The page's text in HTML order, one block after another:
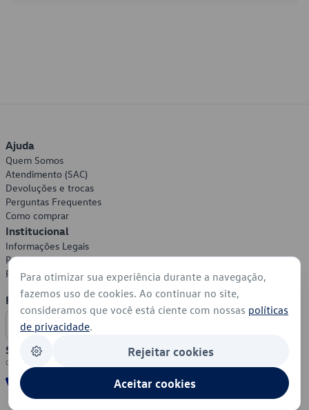
Ajuda
Quem Somos
Atendimento (SAC)
Devoluções e trocas
Perguntas Frequentes
Como comprar
Institucional
Informações Legais
Política de Privacidade
Política de Cookies
Formas de Pagamento
Segurança
Para otimizar sua experiência durante a navegação,
fazemos uso de cookies. Ao continuar no site,
consideramos que você está ciente com nossas políticas
de privacidade.
Rejeitar cookies
Aceitar cookies